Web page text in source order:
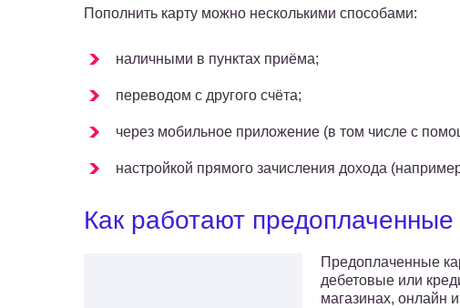
Пополнить карту можно несколькими способами:
наличными в пунктах приёма;
переводом с другого счёта;
через мобильное приложение (в том числе с
настройкой прямого зачисления дохода
Как работают предоплаченные
Предоплаченные
дебетовые или
магазинах, онлайн